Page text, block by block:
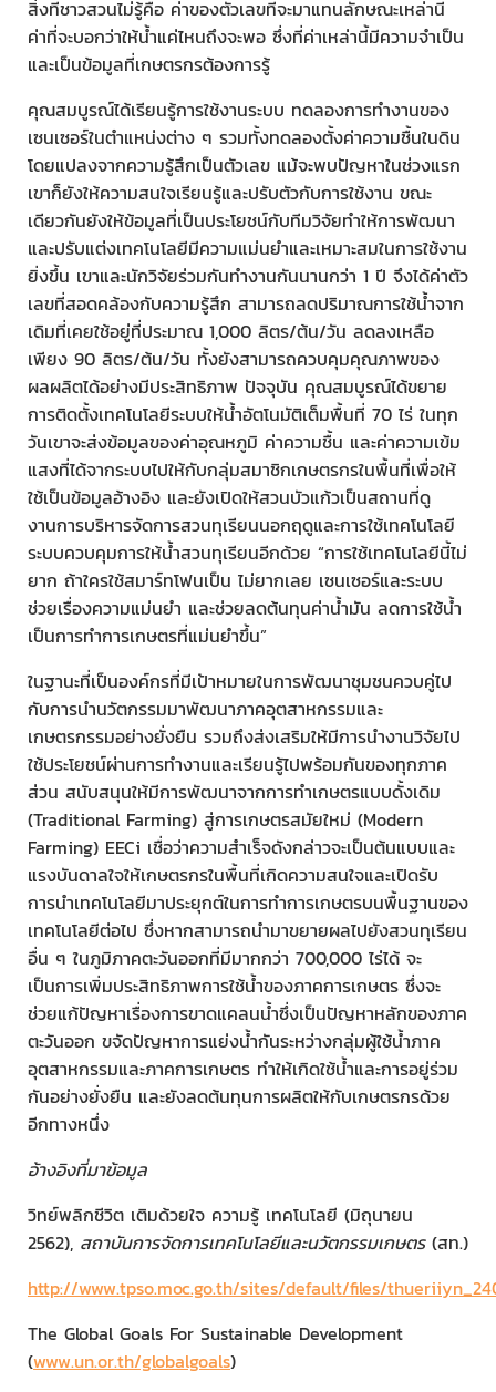
สิ่งที่ชาวสวนไม่รู้คือ ค่าของตัวเลขที่จะมาแทนลักษณะเหล่านี้
ค่าที่จะบอกว่าให้น้ำแค่ไหนถึงจะพอ ซึ่งที่ค่าเหล่านี้มีความจำเป็น
และเป็นข้อมูลที่เกษตรกรต้องการรู้
คุณสมบูรณ์ได้เรียนรู้การใช้งานระบบ ทดลองการทำงานของ
เซนเซอร์ในตำแหน่งต่าง ๆ รวมทั้งทดลองตั้งค่าความชื้นในดิน
โดยแปลงจากความรู้สึกเป็นตัวเลข แม้จะพบปัญหาในช่วงแรก
เขาก็ยังให้ความสนใจเรียนรู้และปรับตัวกับการใช้งาน ขณะ
เดียวกันยังให้ข้อมูลที่เป็นประโยชน์กับทีมวิจัยทำให้การพัฒนา
และปรับแต่งเทคโนโลยีมีความแม่นยำและเหมาะสมในการใช้งาน
ยิ่งขึ้น เขาและนักวิจัยร่วมกันทำงานกันนานกว่า 1 ปี จึงได้ค่าตัว
เลขที่สอดคล้องกับความรู้สึก สามารถลดปริมาณการใช้น้ำจาก
เดิมที่เคยใช้อยู่ที่ประมาณ 1,000 ลิตร/ต้น/วัน ลดลงเหลือ
เพียง 90 ลิตร/ต้น/วัน ทั้งยังสามารถควบคุมคุณภาพของ
ผลผลิตได้อย่างมีประสิทธิภาพ ปัจจุบัน คุณสมบูรณ์ได้ขยาย
การติดตั้งเทคโนโลยีระบบให้น้ำอัตโนมัติเต็มพื้นที่ 70 ไร่ ในทุก
วันเขาจะส่งข้อมูลของค่าอุณหภูมิ ค่าความชื้น และค่าความเข้ม
แสงที่ได้จากระบบไปให้กับกลุ่มสมาชิกเกษตรกรในพื้นที่เพื่อให้
ใช้เป็นข้อมูลอ้างอิง และยังเปิดให้สวนบัวแก้วเป็นสถานที่ดู
งานการบริหารจัดการสวนทุเรียนนอกฤดูและการใช้เทคโนโลยี
ระบบควบคุมการให้น้ำสวนทุเรียนอีกด้วย “การใช้เทคโนโลยีนี้ไม่
ยาก ถ้าใครใช้สมาร์ทโฟนเป็น ไม่ยากเลย เซนเซอร์และระบบ
ช่วยเรื่องความแม่นยำ และช่วยลดต้นทุนค่าน้ำมัน ลดการใช้น้ำ
เป็นการทำการเกษตรที่แม่นยำขึ้น”
ในฐานะที่เป็นองค์กรที่มีเป้าหมายในการพัฒนาชุมชนควบคู่ไป
กับการนำนวัตกรรมมาพัฒนาภาคอุตสาหกรรมและ
เกษตรกรรมอย่างยั่งยืน รวมถึงส่งเสริมให้มีการนำงานวิจัยไป
ใช้ประโยชน์ผ่านการทำงานและเรียนรู้ไปพร้อมกันของทุกภาค
ส่วน สนับสนุนให้มีการพัฒนาจากการทำเกษตรแบบดั้งเดิม
(Traditional Farming) สู่การเกษตรสมัยใหม่ (Modern
Farming) EECi เชื่อว่าความสำเร็จดังกล่าวจะเป็นต้นแบบและ
แรงบันดาลใจให้เกษตรกรในพื้นที่เกิดความสนใจและเปิดรับ
การนำเทคโนโลยีมาประยุกต์ในการทำการเกษตรบนพื้นฐานของ
เทคโนโลยีต่อไป ซึ่งหากสามารถนำมาขยายผลไปยังสวนทุเรียน
อื่น ๆ ในภูมิภาคตะวันออกที่มีมากกว่า 700,000 ไร่ได้ จะ
เป็นการเพิ่มประสิทธิภาพการใช้น้ำของภาคการเกษตร ซึ่งจะ
ช่วยแก้ปัญหาเรื่องการขาดแคลนน้ำซึ่งเป็นปัญหาหลักของภาค
ตะวันออก ขจัดปัญหาการแย่งน้ำกันระหว่างกลุ่มผู้ใช้น้ำภาค
อุตสาหกรรมและภาคการเกษตร ทำให้เกิดใช้น้ำและการอยู่ร่วม
กันอย่างยั่งยืน และยังลดต้นทุนการผลิตให้กับเกษตรกรด้วย
อีกทางหนึ่ง
อ้างอิงที่มาข้อมูล
วิทย์พลิกชีวิต เติมด้วยใจ ความรู้ เทคโนโลยี (มิถุนายน
2562), สถาบันการจัดการเทคโนโลยีและนวัตกรรมเกษตร(สท.)
http://www.tpso.moc.go.th/sites/default/files/
The Global Goals For Sustainable Development
(www.un.or.th/globalgoals)